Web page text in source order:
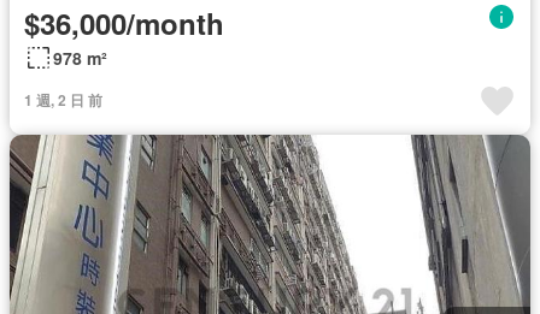
$36,000/month
978 m²
1 週, 2 日 前